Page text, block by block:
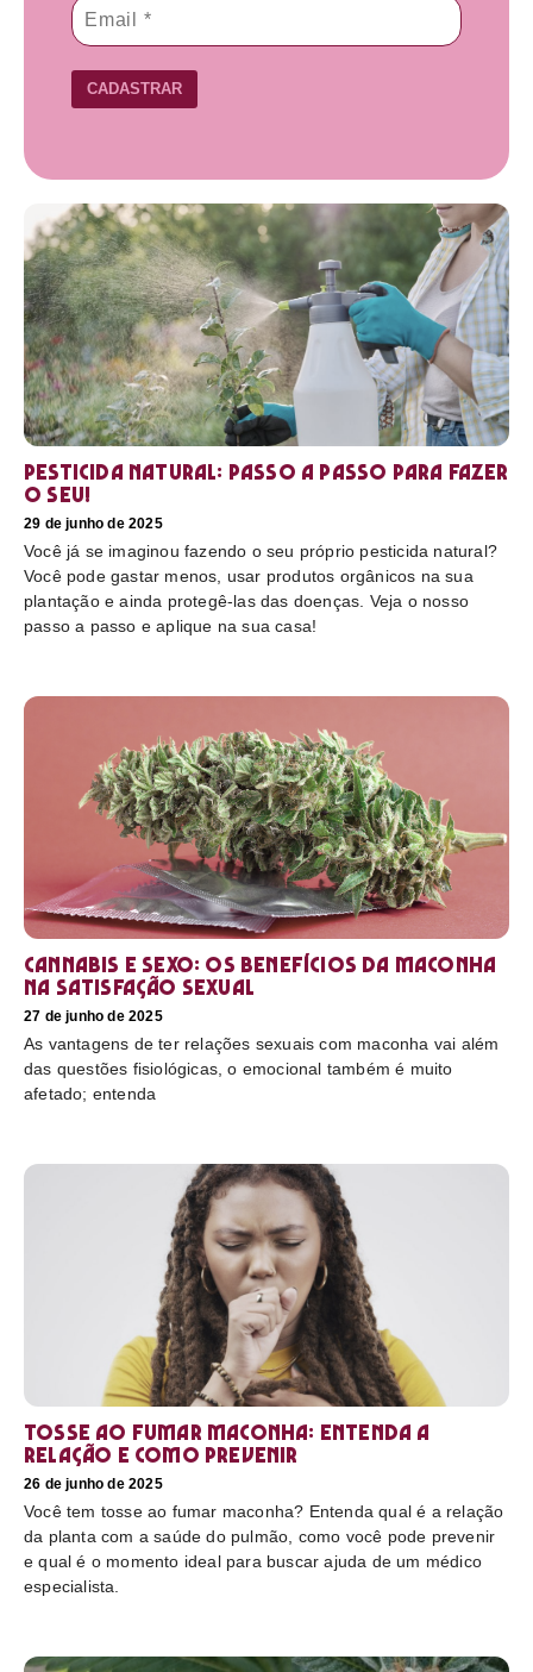
CADASTRAR
Pesticida natural: Passo a passo para fazer
o seu!
29 de junho de 2025
Você já se imaginou fazendo o seu próprio pesticida natural?
Você pode gastar menos, usar produtos orgânicos na sua
plantação e ainda protegê-las das doenças. Veja o nosso
passo a passo e aplique na sua casa!
Cannabis e sexo: os benefícios da maconha
na satisfação sexual
27 de junho de 2025
As vantagens de ter relações sexuais com maconha vai além
das questões fisiológicas, o emocional também é muito
afetado; entenda
Tosse ao fumar maconha: Entenda a
relação e como prevenir
26 de junho de 2025
Você tem tosse ao fumar maconha? Entenda qual é a relação
da planta com a saúde do pulmão, como você pode prevenir
e qual é o momento ideal para buscar ajuda de um médico
especialista.